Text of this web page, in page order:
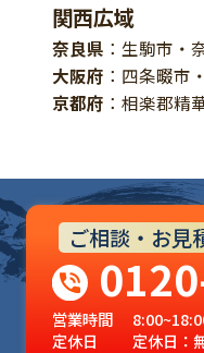
関西広域
奈良県 ：生駒市・
大阪府 ：四条畷市
京都府 ：相楽郡精
ご相談・お見
営業時間
定休日
定休日：